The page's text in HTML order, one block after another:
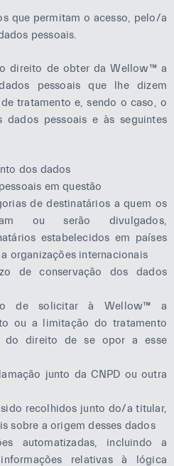
que permitam o acesso, pelo/a
pessoais.
direito de obter da Wellow™ a
pessoais que lhe dizem
tratamento e, sendo o caso, o
pessoais e às seguintes
dos dados
em questão
de destinatários a quem os
ou serão divulgados,
estabelecidos em países
organizações internacionais
de conservação dos dados
de solicitar à Wellow™ a
ou a limitação do tratamento
do direito de se opor a esse
junto da CNPD ou outra
recolhidos junto do/a titular,
sobre a origem desses dados
automatizadas, incluindo a
relativas à lógica